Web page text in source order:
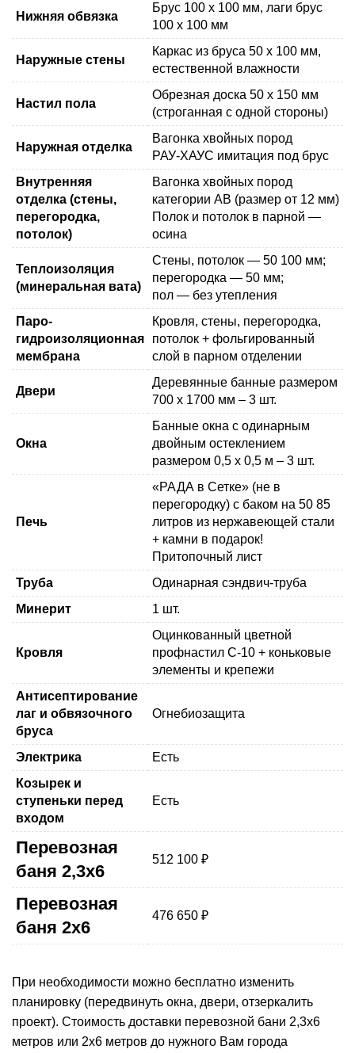
Нижняя обвязка
Брус 100 x 100 мм, лаги брус
100 x 100 мм
Наружные стены
Каркас из бруса 50 х 100 мм,
естественной влажности
Настил пола
Обрезная доска 50 х 150 мм
(строганная с одной стороны)
Наружная отделка
Вагонка хвойных пород
РАУ-ХАУС имитация под брус
Внутренняя
отделка (стены,
перегородка,
потолок)
Вагонка хвойных пород
категории АВ (размер от 12 мм)
Полок и потолок в парной —
осина
Теплоизоляция
(минеральная вата)
Стены, потолок — 50 100 мм;
перегородка — 50 мм;
пол — без утепления
Паро-
гидроизоляционная
мембрана
Кровля, стены, перегородка,
потолок + фольгированный
слой в парном отделении
Двери
Деревянные банные размером
700 x 1700 мм – 3 шт.
Окна
Банные окна с одинарным
двойным остеклением
размером 0,5 х 0,5 м – 3 шт.
Печь
«РАДА в Сетке» (не в
перегородку) с баком на 50 85
литров из нержавеющей стали
+ камни в подарок!
Притопочный лист
Труба
Одинарная сэндвич-труба
Минерит
1 шт.
Кровля
Оцинкованный цветной
профнастил С-10 + коньковые
элементы и крепежи
Антисептирование
лаг и обвязочного
бруса
Огнебиозащита
Электрика
Есть
Козырек и
ступеньки перед
входом
Есть
Перевозная
баня 2,3х6
512 100 ₽
Перевозная
баня 2х6
476 650 ₽
При необходимости можно бесплатно изменить
планировку (передвинуть окна, двери, отзеркалить
проект). Стоимость доставки перевозной бани 2,3х6
метров или 2х6 метров до нужного Вам города